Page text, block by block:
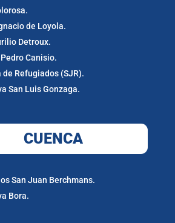
de Loyola.
Detroux.
Canisio.
Refugiados (SJR).
San Luis Gonzaga.
CUENCA
San Juan Berchmans.
Bora.